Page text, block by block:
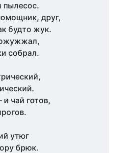
друг,
будто жук.
собрал.
чай готов,
утюг
брюк.